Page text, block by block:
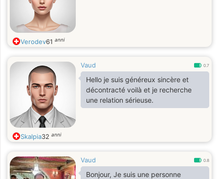
Verodev61 anni
Vaud 0.7
Hello je suis généreux sincère et
décontracté voilà et je recherche
une relation sérieuse.
Skalpia32 anni
Vaud 0.8
Bonjour, Je suis une personne